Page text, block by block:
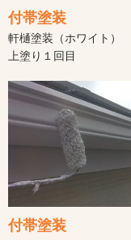
付帯塗装
軒樋塗装（ホワイト）
上塗り１回目
付帯塗装